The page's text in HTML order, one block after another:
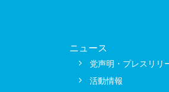
ニュース
党声明・プレスリリ
活動情報